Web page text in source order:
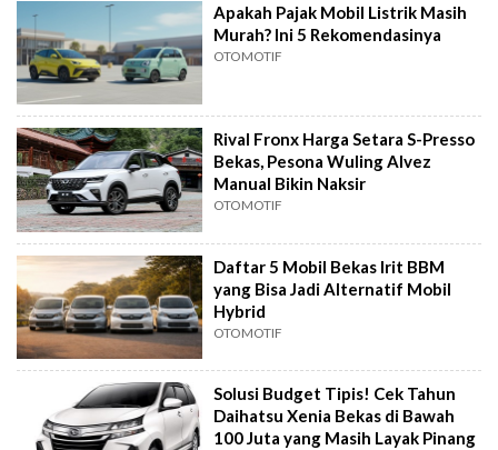
Apakah Pajak Mobil Listrik Masih
Murah? Ini 5 Rekomendasinya
OTOMOTIF
Rival Fronx Harga Setara S-Presso
Bekas, Pesona Wuling Alvez
Manual Bikin Naksir
OTOMOTIF
Daftar 5 Mobil Bekas Irit BBM
yang Bisa Jadi Alternatif Mobil
Hybrid
OTOMOTIF
Solusi Budget Tipis! Cek Tahun
Daihatsu Xenia Bekas di Bawah
100 Juta yang Masih Layak Pinang